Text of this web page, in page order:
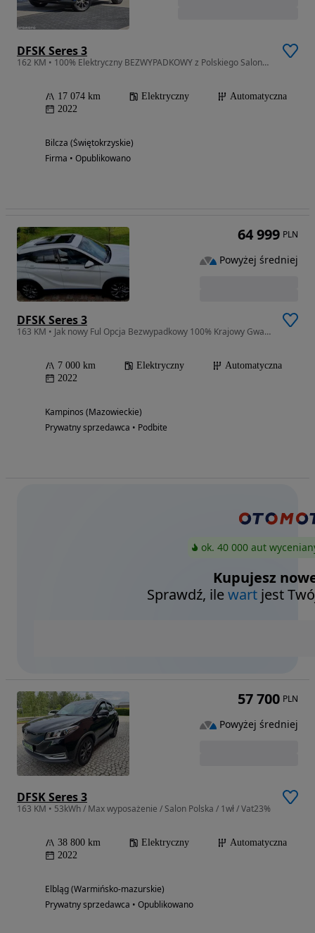
DFSK Seres 3
162 KM • 100% Elektryczny BEZWYPADKOWY z Polskiego Salonu Fak Vat 23%
17 074 km Elektryczny
Automatyczna
2022
Bilcza (Świętokrzyskie)
Firma • Opublikowano
DFSK Seres 3
163 KM • Jak nowy Ful Opcja Bezwypadkowy 100% Krajowy Gwarancja
7 000 km Elektryczny
Automatyczna
2022
Kampinos (Mazowieckie)
Prywatny sprzedawca • Podbite
64 999 PLN
Powyżej średniej
ok. 40 000 aut
Kupujesz
Sprawdź, ilewart jest
DFSK Seres 3
163 KM • 53kWh / Max wyposażenie / Salon Polska / 1wł / Vat23%
38 800 km Elektryczny
Automatyczna
2022
Elbląg (Warmińsko-mazurskie)
Prywatny sprzedawca • Opublikowano
57 700 PLN
Powyżej średniej